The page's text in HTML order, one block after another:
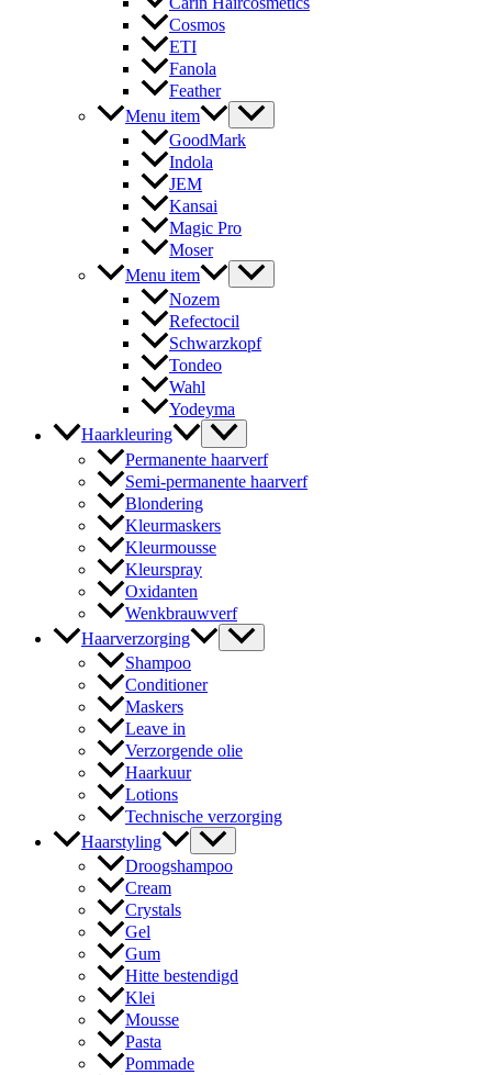
Cosmos
ETI
Fanola
Feather
Menu item
GoodMark
Indola
JEM
Kansai
Magic Pro
Moser
Menu item
Nozem
Refectocil
Schwarzkopf
Tondeo
Wahl
Yodeyma
Haarkleuring
Permanente haarverf
Semi-permanente haarverf
Blondering
Kleurmaskers
Kleurmousse
Kleurspray
Oxidanten
Wenkbrauwverf
Haarverzorging
Shampoo
Conditioner
Maskers
Leave in
Verzorgende olie
Haarkuur
Lotions
Technische verzorging
Haarstyling
Droogshampoo
Cream
Crystals
Gel
Gum
Hitte bestendigd
Klei
Mousse
Pasta
Pommade